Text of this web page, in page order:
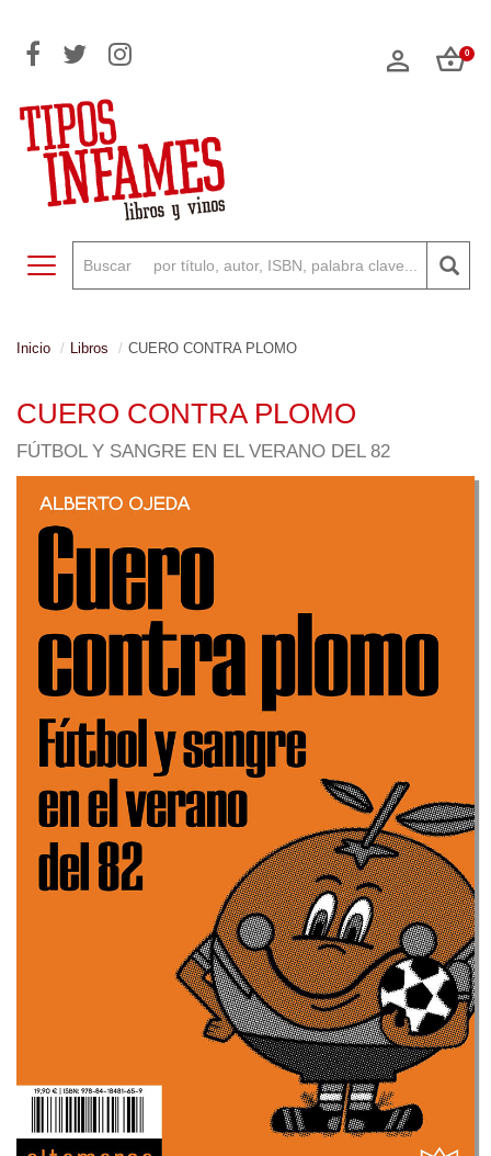
0
Toggle navigation
Inicio Libros CUERO CONTRA PLOMO
CUERO CONTRA PLOMO
FÚTBOL Y SANGRE EN EL VERANO DEL 82